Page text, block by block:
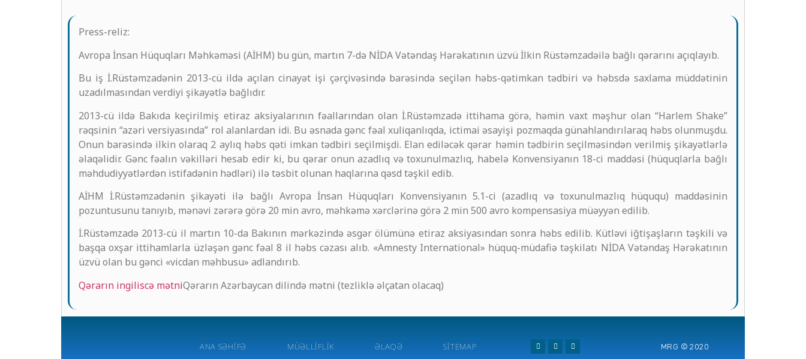
Press-reliz:
Avropa İnsan Hüquqları Məhkəməsi (AİHM) bu gün, martın 7-də NİDA Vətəndaş Hərəkatının üzvü İlkin Rüstəmzadəilə bağlı qərarını açıqlayıb.
Bu iş İ.Rüstəmzadənin 2013-cü ildə açılan cinayət işi çərçivəsində barəsində seçilən həbs-qətimkan tədbiri və həbsdə saxlama müddətinin
uzadılmasından verdiyi şikayətlə bağlıdır.
2013-cü ildə Bakıda keçirilmiş etiraz aksiyalarının fəallarından olan İ.Rüstəmzadə ittihama görə, həmin vaxt məşhur olan “Harlem Shake”
rəqsinin “azəri versiyasında” rol alanlardan idi. Bu əsnada gənc fəal xuliqanlıqda, ictimai əsayişi pozmaqda günahlandırılaraq həbs olunmuşdu.
Onun barəsində ilkin olaraq 2 aylıq həbs qəti imkan tədbiri seçilmişdi. Elan ediləcək qərar həmin tədbirin seçilməsindən verilmiş şikayətlərlə
əlaqəlidir. Gənc fəalın vəkilləri hesab edir ki, bu qərar onun azadlıq və toxunulmazlıq, habelə Konvensiyanın 18-ci maddəsi (hüquqlarla bağlı
məhdudiyyətlərdən istifadənin hədləri) ilə təsbit olunan haqlarına qəsd təşkil edib.
AİHM İ.Rüstəmzadənin şikayəti ilə bağlı Avropa İnsan Hüquqları Konvensiyanın 5.1-ci (azadlıq və toxunulmazlıq hüququ) maddəsinin
pozuntusunu tanıyıb, mənəvi zərərə görə 20 min avro, məhkəmə xərclərinə görə 2 min 500 avro kompensasiya müəyyən edilib.
İ.Rüstəmzadə 2013-cü il martın 10-da Bakının mərkəzində əsgər ölümünə etiraz aksiyasından sonra həbs edilib. Kütləvi iğtişaşların təşkili və
başqa oxşar ittihamlarla üzləşən gənc fəal 8 il həbs cəzası alıb. «Amnesty International» hüquq-müdafiə təşkilatı NİDA Vətəndaş Hərəkatının
üzvü olan bu gənci «vicdan məhbusu» adlandırıb.
Qərarın ingiliscə mətniQərarın Azərbaycan dilində mətni (tezliklə əlçatan olacaq)
ANA SƏHIFƏ MÜƏLLIFLIK ƏLAQƏ SITEMAP MRG © 2020